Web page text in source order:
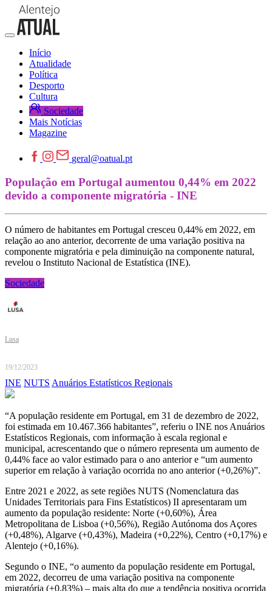
Início
Atualidade
Política
Desporto
Cultura
Sociedade
Mais Notícias
Magazine
geral@oatual.pt
População em Portugal aumentou 0,44% em 2022
devido a componente migratória - INE
O número de habitantes em Portugal cresceu 0,44% em 2022, em
relação ao ano anterior, decorrente de uma variação positiva na
componente migratória e pela diminuição na componente natural,
revelou o Instituto Nacional de Estatística (INE).
Sociedade
Lusa
19/12/2023
INE NUTS Anuários Estatísticos Regionais
“A população residente em Portugal, em 31 de dezembro de 2022,
foi estimada em 10.467.366 habitantes”, referiu o INE nos Anuários
Estatísticos Regionais, com informação à escala regional e
municipal, acrescentando que o número representa um aumento de
0,44% face ao valor estimado para o ano anterior e “um aumento
superior em relação à variação ocorrida no ano anterior (+0,26%)”.
Entre 2021 e 2022, as sete regiões NUTS (Nomenclatura das
Unidades Territoriais para Fins Estatísticos) II apresentaram um
aumento da população residente: Norte (+0,60%), Área
Metropolitana de Lisboa (+0,56%), Região Autónoma dos Açores
(+0,48%), Algarve (+0,43%), Madeira (+0,22%), Centro (+0,17%) e
Alentejo (+0,16%).
Segundo o INE, “o aumento da população residente em Portugal,
em 2022, decorreu de uma variação positiva na componente
migratória (+0,83%) – mais alta do que a tendência positiva ocorrida